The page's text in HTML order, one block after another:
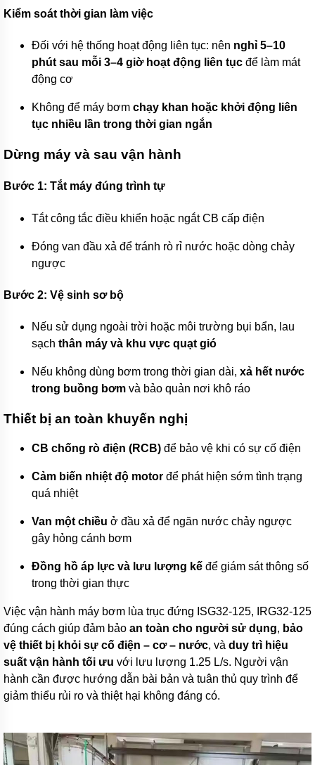
Máy
Bơm
PRO
China
Bơm
AWASHI
Máy
EWARA
phun
FOG
Bơm
FTI
hóa
chất
hóa
WHITE
định
lượng
SEKO
Bơm
lượng
Bình
áp
VAREM
-
italy
WILO
Kiểm soát thời gian làm việc
Đối với hệ thống hoạt động liên tục: nên nghỉ 5–10
phút sau mỗi 3–4 giờ hoạt động liên tục để làm mát
động cơ
Không để máy bơm chạy khan hoặc khởi động liên
tục nhiều lần trong thời gian ngắn
Dừng máy và sau vận hành
Bước 1: Tắt máy đúng trình tự
Tắt công tắc điều khiển hoặc ngắt CB cấp điện
Đóng van đầu xả để tránh rò rỉ nước hoặc dòng chảy
ngược
Bước 2: Vệ sinh sơ bộ
Nếu sử dụng ngoài trời hoặc môi trường bụi bẩn, lau
sạch thân máy và khu vực quạt gió
Nếu không dùng bơm trong thời gian dài, xả hết nước
trong buồng bơm và bảo quản nơi khô ráo
Thiết bị an toàn khuyến nghị
CB chống rò điện (RCB) để bảo vệ khi có sự cố điện
Cảm biến nhiệt độ motor để phát hiện sớm tình trạng
quá nhiệt
Van một chiều ở đầu xả để ngăn nước chảy ngược
gây hỏng cánh bơm
Đồng hồ áp lực và lưu lượng kế để giám sát thông số
trong thời gian thực
Việc vận hành máy bơm lùa trục đứng ISG32-125, IRG32-125
đúng cách giúp đảm bảo an toàn cho người sử dụng, bảo
vệ thiết bị khỏi sự cố điện – cơ – nước, và duy trì hiệu
suất vận hành tối ưu với lưu lượng 1.25 L/s. Người vận
hành cần được hướng dẫn bài bản và tuân thủ quy trình để
giảm thiểu rủi ro và thiệt hại không đáng có.